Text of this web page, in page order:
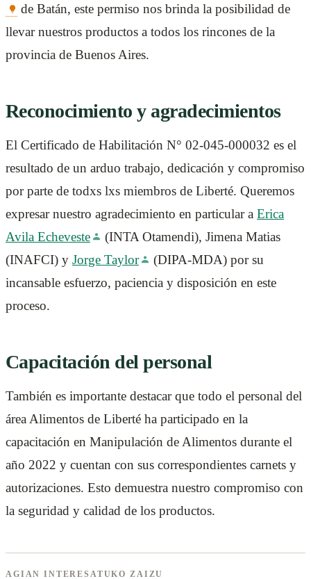
de Batán, este permiso nos brinda la posibilidad de
llevar nuestros productos a todos los rincones de la
provincia de Buenos Aires.
Reconocimiento y agradecimientos
El Certificado de Habilitación N° 02-045-000032 es el
resultado de un arduo trabajo, dedicación y compromiso
por parte de todxs lxs miembros de Liberté. Queremos
expresar nuestro agradecimiento en particular a Erica
Avila Echeveste
(INTA Otamendi), Jimena Matias
(INAFCI) y Jorge Taylor
(DIPA-MDA) por su
incansable esfuerzo, paciencia y disposición en este
proceso.
Capacitación del personal
También es importante destacar que todo el personal del
área Alimentos de Liberté ha participado en la
capacitación en Manipulación de Alimentos durante el
año 2022 y cuentan con sus correspondientes carnets y
autorizaciones. Esto demuestra nuestro compromiso con
la seguridad y calidad de los productos.
AGIAN INTERESATUKO ZAIZU